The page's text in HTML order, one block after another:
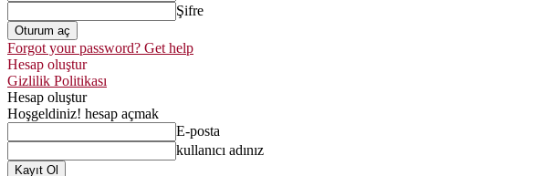
Şifre
Forgot your password? Get help
Hesap oluştur
Gizlilik Politikası
Hesap oluştur
Hoşgeldiniz! hesap açmak
E-posta
kullanıcı adınız